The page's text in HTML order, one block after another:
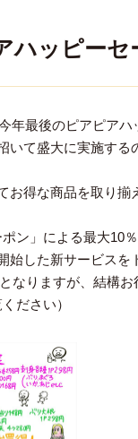
ハッピーセ
年最後のピアピア
いて盛大に実施す
お得な商品を取り揃
ン」による最大10
始した新サービス
なりますが、結構
ださい）